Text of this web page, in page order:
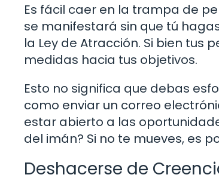
Es fácil caer en la trampa de
se manifestará sin que tú
la Ley de Atracción. Si bien
medidas hacia tus objetivos.
Esto no significa que debas
como enviar un correo
estar abierto a las
del imán? Si no te mueves, es
Deshacerse de